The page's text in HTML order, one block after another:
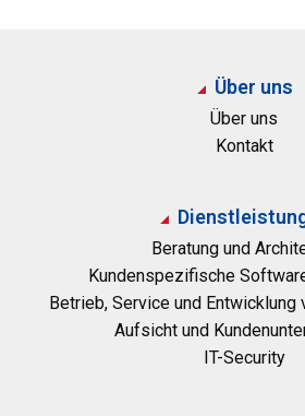
Über uns
Über uns
Kontakt
Beratung und
Kundenspezifische
Betrieb, Service und Entwicklung
Aufsicht und
IT-Security